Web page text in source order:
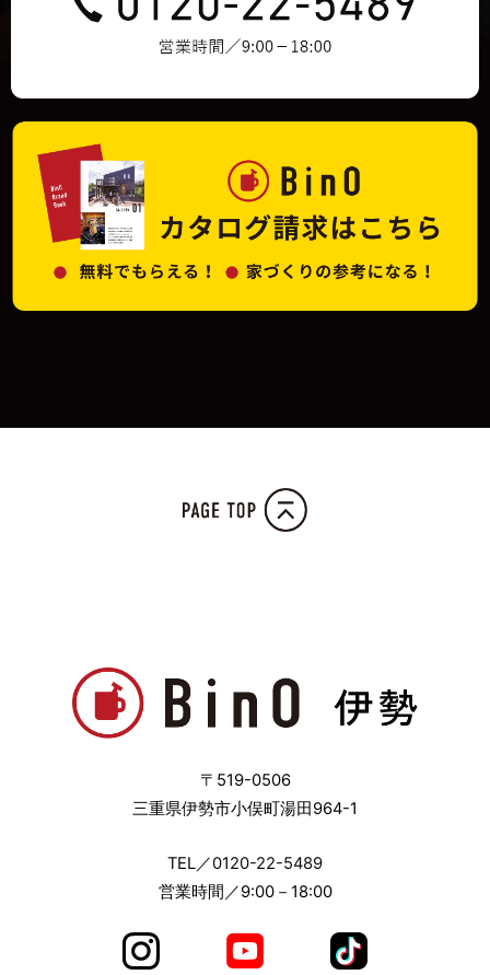
〒519-0506
三重県伊勢市小俣町湯田964-1
TEL／0120-22-5489
営業時間／9:00－18:00